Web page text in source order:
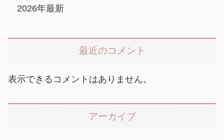
2026年最新
最近のコメント
表示できるコメントはありません。
アーカイブ